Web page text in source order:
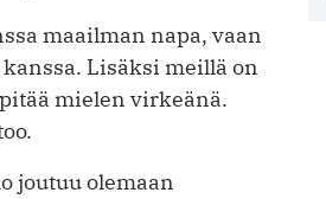
maailman napa, vaan
Lisäksi meillä on
mielen virkeänä.
joutuu olemaan